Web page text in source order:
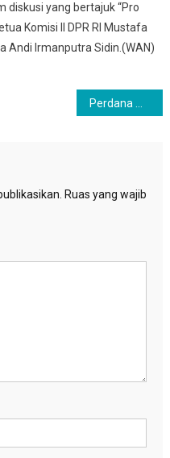
diskusi yang bertajuk “Pro
Komisi II DPR RI Mustafa
Andi Irmanputra Sidin.(WAN)
Ruas yang wajib